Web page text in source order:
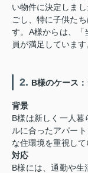
い物件に決定しま
ごし、特に子供た
す。A様からは、「
員が満足していま
2. B様のケース
背景
B様は新しく一人暮
ルに合ったアパー
な住環境を重視して
対応
B様には、通勤や